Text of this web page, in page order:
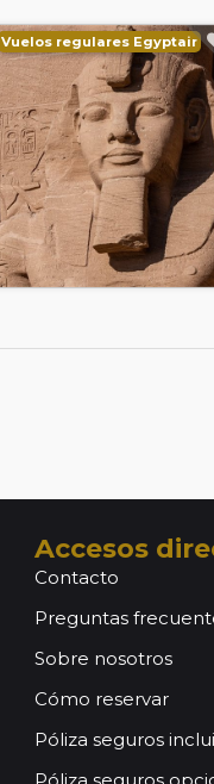
Vuelos regulares Egyptair
Accesos
Contacto
Preguntas
Sobre nosotros
Cómo reservar
Póliza seguros